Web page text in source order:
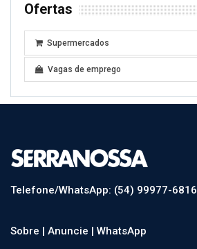
Ofertas
Supermercados
Vagas de emprego
Telefone/WhatsApp: (54) 99977-6816
Sobre | Anuncie | WhatsApp